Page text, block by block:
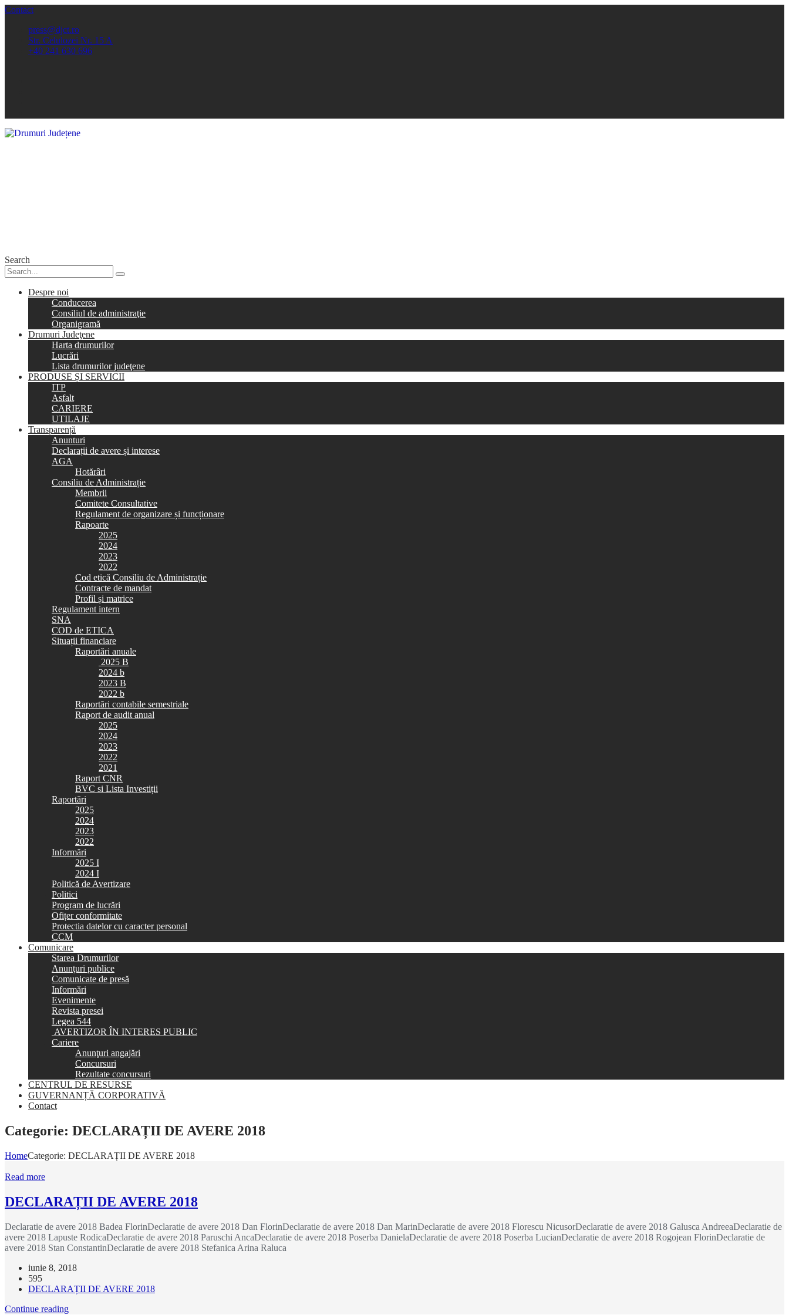
Contact
press@djct.ro
Str. Celulozei Nr. 15 A
+40 241 630 696
Search
Despre noi
Conducerea
Consiliul de administraţie
Organigramă
Drumuri Judeţene
Harta drumurilor
Lucrări
Lista drumurilor judeţene
PRODUSE ȘI SERVICII
ITP
Asfalt
CARIERE
UTILAJE
Transparență
Anunturi
Declarații de avere și interese
AGA
Hotărâri
Consiliu de Administrație
Membrii
Comitete Consultative
Regulament de organizare și funcționare
Rapoarte
2025
2024
2023
2022
Cod etică Consiliu de Administrație
Contracte de mandat
Profil și matrice
Regulament intern
SNA
COD de ETICA
Situații financiare
Raportări anuale
2025 B
2024 b
2023 B
2022 b
Raportări contabile semestriale
Raport de audit anual
2025
2024
2023
2022
2021
Raport CNR
BVC si Lista Investiții
Raportări
2025
2024
2023
2022
Informări
2025 I
2024 I
Politică de Avertizare
Politici
Program de lucrări
Ofițer conformitate
Protectia datelor cu caracter personal
CCM
Comunicare
Starea Drumurilor
Anunţuri publice
Comunicate de presă
Informări
Evenimente
Revista presei
Legea 544
AVERTIZOR ÎN INTERES PUBLIC
Cariere
Anunţuri angajări
Concursuri
Rezultate concursuri
CENTRUL DE RESURSE
GUVERNANȚĂ CORPORATIVĂ
Contact
Categorie: DECLARAȚII DE AVERE 2018
HomeCategorie: DECLARAȚII DE AVERE 2018
Read more
DECLARAȚII DE AVERE 2018
Declaratie de avere 2018 Badea FlorinDeclaratie de avere 2018 Dan FlorinDeclaratie de avere 2018 Dan MarinDeclaratie de avere 2018 Florescu NicusorDeclaratie de avere 2018 Galusca AndreeaDeclaratie de
avere 2018 Lapuste RodicaDeclaratie de avere 2018 Paruschi AncaDeclaratie de avere 2018 Poserba DanielaDeclaratie de avere 2018 Poserba LucianDeclaratie de avere 2018 Rogojean FlorinDeclaratie de
avere 2018 Stan ConstantinDeclaratie de avere 2018 Stefanica Arina Raluca
iunie 8, 2018
595
DECLARAȚII DE AVERE 2018
Continue reading